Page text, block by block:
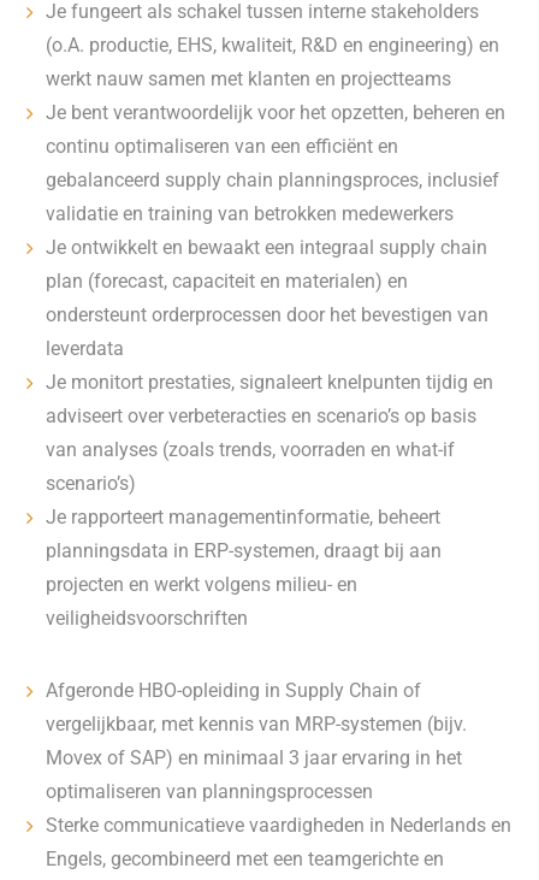
Je fungeert als schakel tussen interne stakeholders
(o.A. productie, EHS, kwaliteit, R&D en engineering) en
werkt nauw samen met klanten en projectteams
Je bent verantwoordelijk voor het opzetten, beheren en
continu optimaliseren van een efficiënt en
gebalanceerd supply chain planningsproces, inclusief
validatie en training van betrokken medewerkers
Je ontwikkelt en bewaakt een integraal supply chain
plan (forecast, capaciteit en materialen) en
ondersteunt orderprocessen door het bevestigen van
leverdata
Je monitort prestaties, signaleert knelpunten tijdig en
adviseert over verbeteracties en scenario’s op basis
van analyses (zoals trends, voorraden en what-if
scenario’s)
Je rapporteert managementinformatie, beheert
planningsdata in ERP-systemen, draagt bij aan
projecten en werkt volgens milieu- en
veiligheidsvoorschriften
Afgeronde HBO-opleiding in Supply Chain of
vergelijkbaar, met kennis van MRP-systemen (bijv.
Movex of SAP) en minimaal 3 jaar ervaring in het
optimaliseren van planningsprocessen
Sterke communicatieve vaardigheden in Nederlands en
Engels, gecombineerd met een teamgerichte en